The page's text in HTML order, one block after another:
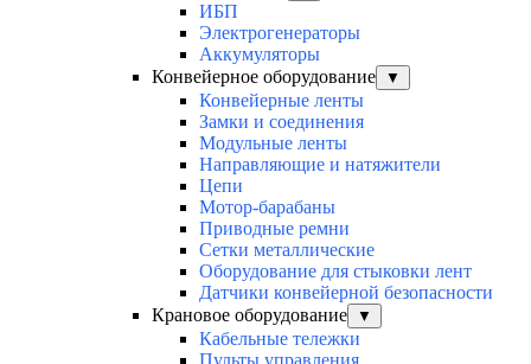
ИБП
Электрогенераторы
Аккумуляторы
Конвейерное оборудование
▼
Конвейерные ленты
Замки и соединения
Модульные ленты
Направляющие и натяжители
Цепи
Мотор-барабаны
Приводные ремни
Сетки металлические
Оборудование для стыковки лент
Датчики конвейерной безопасности
Крановое оборудование
▼
Кабельные тележки